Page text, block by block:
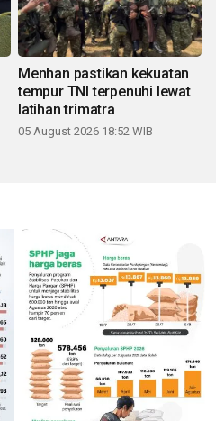
Menhan pastikan kekuatan
tempur TNI terpenuhi lewat
latihan trimatra
05 August 2026 18:52 WIB